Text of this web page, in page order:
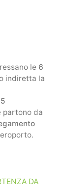
le 6
indiretta la
5
partono da
DA